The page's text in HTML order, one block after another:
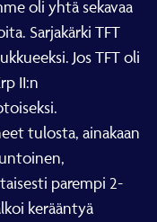
oli yhtä sekavaa
Sarjakärki TFT
Jos TFT oli
II:n
tulosta, ainakaan
parempi 2-
kerääntyä